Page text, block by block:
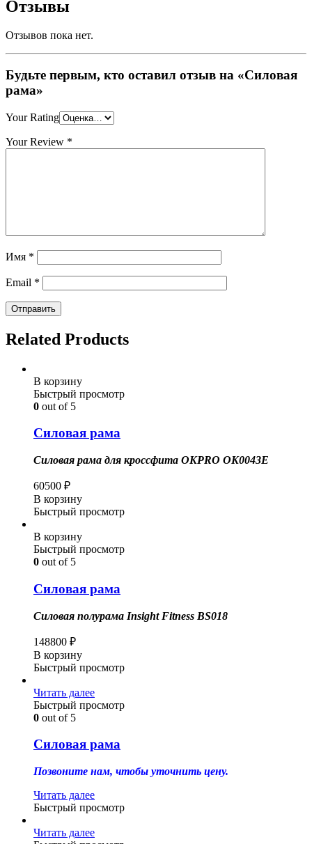
Отзывы
Отзывов пока нет.
Будьте первым, кто оставил отзыв на «Силовая
рама»
Your Rating
Your Review *
Имя *
Email *
Related Products
В корзину
Быстрый просмотр
0 out of 5
Силовая рама
Силовая рама для кроссфита OKPRO OK0043E
60500 ₽
В корзину
Быстрый просмотр
В корзину
Быстрый просмотр
0 out of 5
Силовая рама
Силовая полурама Insight Fitness BS018
148800 ₽
В корзину
Быстрый просмотр
Читать далее
Быстрый просмотр
0 out of 5
Силовая рама
Позвоните нам, чтобы уточнить цену.
Читать далее
Быстрый просмотр
Читать далее